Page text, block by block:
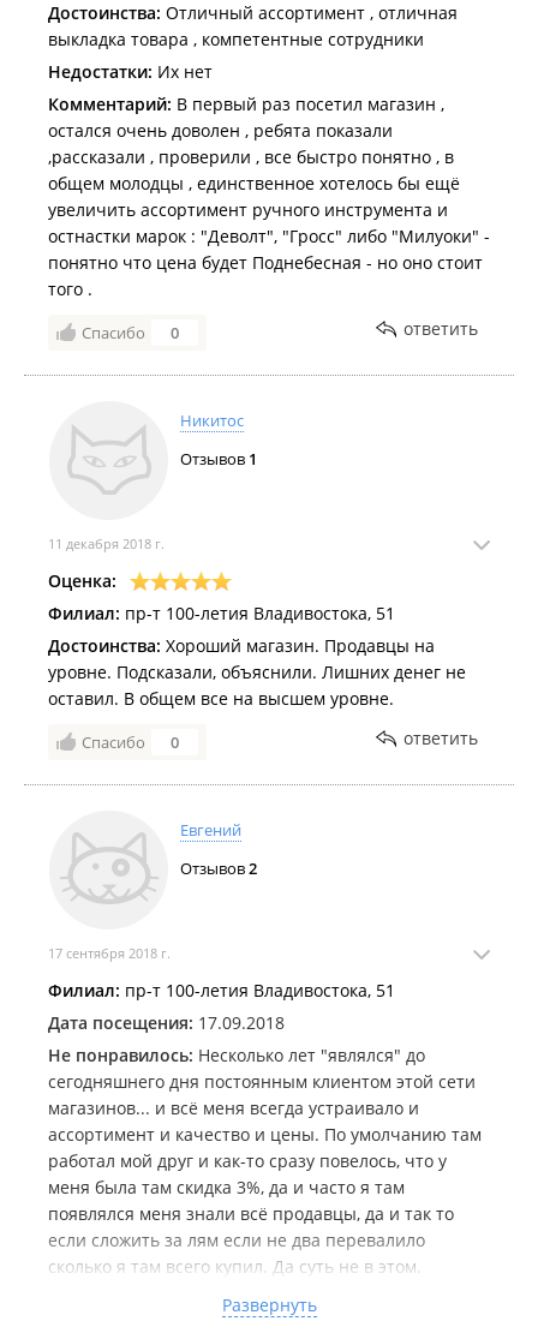
Достоинства: Отличный ассортимент , отличная
выкладка товара , компетентные сотрудники
Недостатки: Их нет
Комментарий: В первый раз посетил магазин ,
остался очень доволен , ребята показали
,рассказали , проверили , все быстро понятно , в
общем молодцы , единственное хотелось бы ещё
увеличить ассортимент ручного инструмента и
остнастки марок : "Деволт", "Гросс" либо "Милуоки" -
понятно что цена будет Поднебесная - но оно стоит
того .
Спасибо 0 ответить
Никитос
Отзывов 1
11 декабря 2018 г.
Оценка:
Филиал: пр-т 100-летия Владивостока, 51
Достоинства: Хороший магазин. Продавцы на
уровне. Подсказали, объяснили. Лишних денег не
оставил. В общем все на высшем уровне.
Спасибо 0 ответить
Евгений
Отзывов2
17 сентября 2018 г.
Филиал: пр-т 100-летия Владивостока, 51
Дата посещения: 17.09.2018
Не понравилось: Несколько лет "являлся" до
сегодняшнего дня постоянным клиентом этой сети
магазинов... и всё меня всегда устраивало и
ассортимент и качество и цены. По умолчанию там
работал мой друг и как-то сразу повелось, что у
меня была там скидка 3%, да и часто я там
появлялся меня знали всё продавцы, да и так то
если сложить за лям если не два перевалило
сколько я там всего купил. Да суть не в этом.
оформлении попросил сделать скидку, продавец
Развернуть